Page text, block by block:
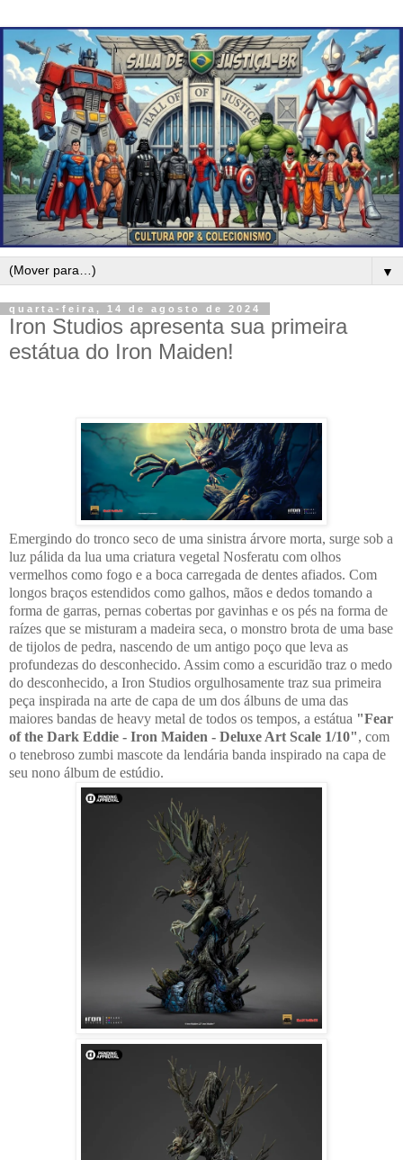
▼
quarta-feira, 14 de agosto de 2024
Iron Studios apresenta sua primeira
estátua do Iron Maiden!
Emergindo do tronco seco de uma sinistra árvore morta, surge sob a
luz pálida da lua uma criatura vegetal Nosferatu com olhos
vermelhos como fogo e a boca carregada de dentes afiados. Com
longos braços estendidos como galhos, mãos e dedos tomando a
forma de garras, pernas cobertas por gavinhas e os pés na forma de
raízes que se misturam a madeira seca, o monstro brota de uma base
de tijolos de pedra, nascendo de um antigo poço que leva as
profundezas do desconhecido. Assim como a escuridão traz o medo
do desconhecido, a Iron Studios orgulhosamente traz sua primeira
peça inspirada na arte de capa de um dos álbuns de uma das
maiores bandas de heavy metal de todos os tempos, a estátua "Fear
of the Dark Eddie - Iron Maiden - Deluxe Art Scale 1/10", com
o tenebroso zumbi mascote da lendária banda inspirado na capa de
seu nono álbum de estúdio.